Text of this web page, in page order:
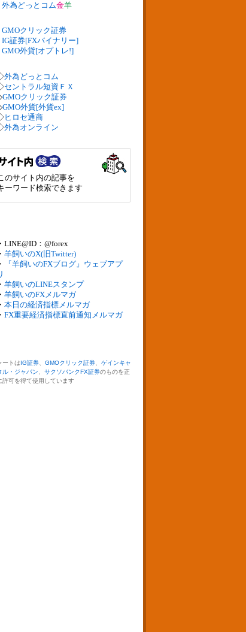
外為どっとコム金羊
GMOクリック証券
IG証券[FXバイナリー]
GMO外貨[オプトレ!]
外為どっとコム
セントラル短資ＦＸ
GMOクリック証券
GMO外貨[外貨ex]
ヒロセ通商
外為オンライン
のサイト内の記事を
ーワード検索できます
・LINE@ID：@forex
・ 羊飼いのX(旧Twitter)
・
『羊飼いのFXブログ』ウェブアプ
・ 羊飼いのLINEスタンプ
・ 羊飼いのFXメルマガ
・ 本日の経済指標メルマガ
・ FX重要経済指標直前通知メルマガ
ートはIG証券 GMOクリック証券
ゲインキャ
ル・ジャパン
サクソバンクFX証券のものを正
許可を得て使用しています